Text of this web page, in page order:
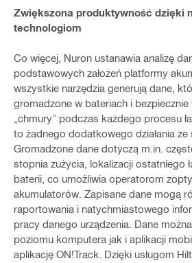
Zwiększona produktywność dzięki
technologiom
Co więcej, Nuron ustanawia analizę
podstawowych założeń platformy
wszystkie narzędzia generują dane,
gromadzone w bateriach i bezpiecznie
„chmury” podczas każdego procesu
to żadnego dodatkowego działania ze
Gromadzone dane dotyczą m.in.
stopnia zużycia, lokalizacji ostatniego
baterii, co umożliwia operatorom
akumulatorów. Zapisane dane mogą
raportowania i natychmiastowego
pracy danego urządzenia. Dane
poziomu komputera jak i aplikacji
aplikację ON!Track. Dzięki usługom